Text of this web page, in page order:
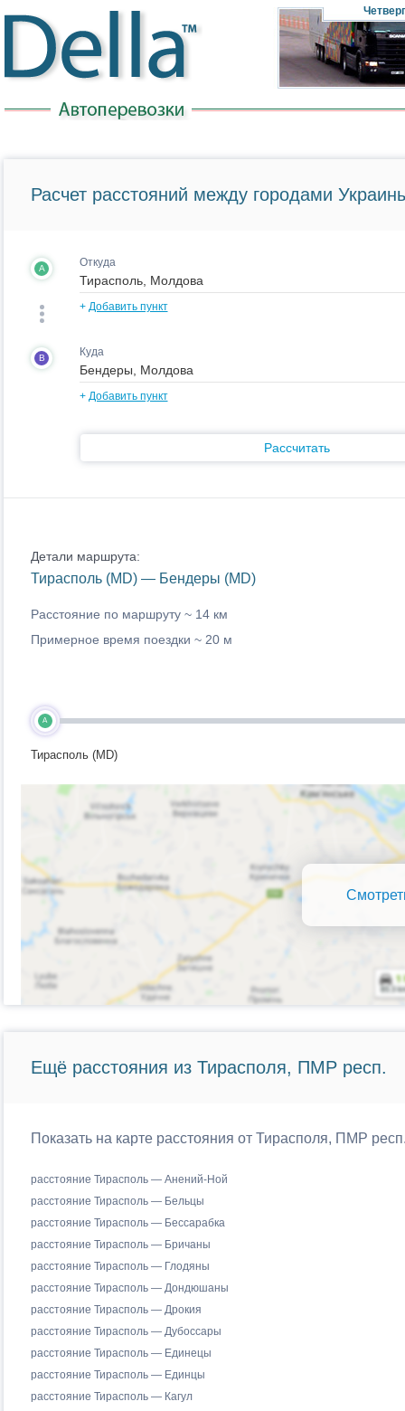
Четверг
Расчет расстояний между городами
A Откуда
+ Добавить пункт
B Куда
+ Добавить пункт
Рассчитать
Детали маршрута:
Тирасполь (MD) — Бендеры (MD)
Расстояние по маршруту ~ 14 км
Примерное время поездки ~ 20 м
A
Тирасполь (MD)
Ещё расстояния из Тирасполя, ПМР респ.
Показать на карте расстояния от Тирасполя, ПМР
расстояние Тирасполь — Анений-Ной
расстояние Тирасполь — Бельцы
расстояние Тирасполь — Бессарабка
расстояние Тирасполь — Бричаны
расстояние Тирасполь — Глодяны
расстояние Тирасполь — Дондюшаны
расстояние Тирасполь — Дрокия
расстояние Тирасполь — Дубоссары
расстояние Тирасполь — Единецы
расстояние Тирасполь — Единцы
расстояние Тирасполь — Кагул